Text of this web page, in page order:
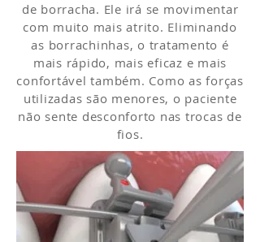
de borracha. Ele irá se movimentar
com muito mais atrito. Eliminando
as borrachinhas, o tratamento é
mais rápido, mais eficaz e mais
confortável também. Como as forças
utilizadas são menores, o paciente
não sente desconforto nas trocas de
fios.